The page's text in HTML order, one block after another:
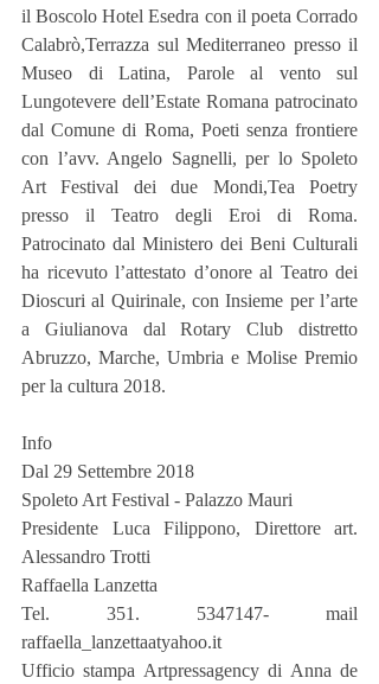
il Boscolo Hotel Esedra con il poeta Corrado
Calabrò,Terrazza sul Mediterraneo presso il
Museo di Latina, Parole al vento sul
Lungotevere dell’Estate Romana patrocinato
dal Comune di Roma, Poeti senza frontiere
con l’avv. Angelo Sagnelli, per lo Spoleto
Art Festival dei due Mondi,Tea Poetry
presso il Teatro degli Eroi di Roma.
Patrocinato dal Ministero dei Beni Culturali
ha ricevuto l’attestato d’onore al Teatro dei
Dioscuri al Quirinale, con Insieme per l’arte
a Giulianova dal Rotary Club distretto
Abruzzo, Marche, Umbria e Molise Premio
per la cultura 2018.
Info
Dal 29 Settembre 2018
Spoleto Art Festival - Palazzo Mauri
Presidente Luca Filippono, Direttore art.
Alessandro Trotti
Raffaella Lanzetta
Tel. 351. 5347147- mail
raffaella_lanzettaatyahoo.it
Ufficio stampa Artpressagency di Anna de